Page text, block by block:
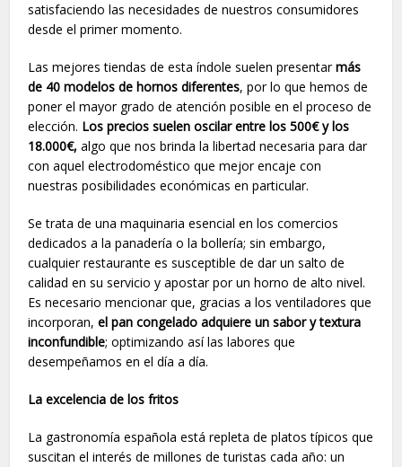
satisfaciendo las necesidades de nuestros consumidores
desde el primer momento.
Las mejores tiendas de esta índole suelen presentarmás
de 40 modelos de hornos diferentes, por lo que hemos de
poner el mayor grado de atención posible en el proceso de
elección. Los precios suelen oscilar entre los 500€ y los
18.000€,algo que nos brinda la libertad necesaria para dar
con aquel electrodoméstico que mejor encaje con
nuestras posibilidades económicas en particular.
Se trata de una maquinaria esencial en los comercios
dedicados a la panadería o la bollería; sin embargo,
cualquier restaurante es susceptible de dar un salto de
calidad en su servicio y apostar por un horno de alto nivel.
Es necesario mencionar que, gracias a los ventiladores que
incorporan,el pan congelado adquiere un sabor y textura
inconfundible; optimizando así las labores que
desempeñamos en el día a día.
La excelencia de los fritos
La gastronomía española está repleta de platos típicos que
suscitan el interés de millones de turistas cada año: un